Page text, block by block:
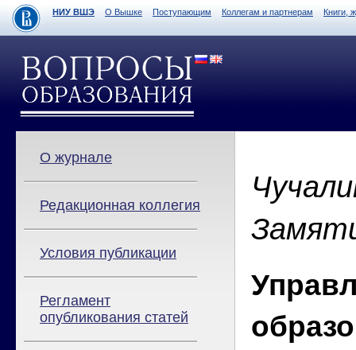
НИУ ВШЭ О Вышке Поступающим Коллегам и партнерам Книги,
О журнале
Редакционная коллегия
Условия публикации
Регламент
опубликования статей